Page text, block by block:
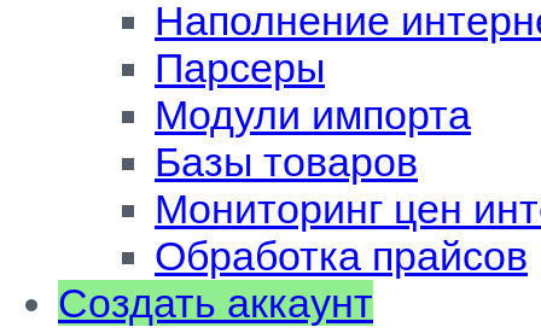
Наполнение
Парсеры
Модули импорта
Базы товаров
Мониторинг цен
Обработка прайсов
Создать аккаунт